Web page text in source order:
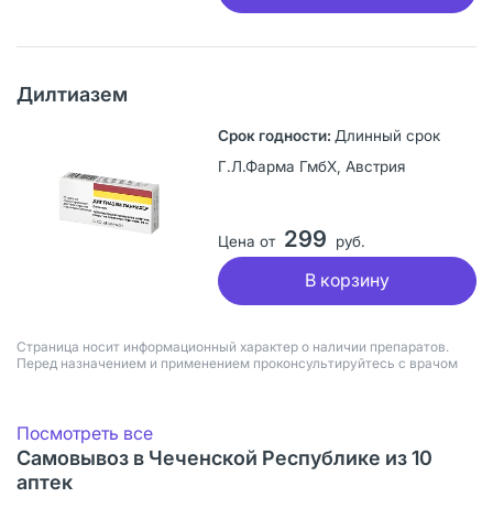
Дилтиазем
Длинный срок
Г.Л.Фарма ГмбХ, Австрия
Цена от 299 руб.
В корзину
Страница носит информационный характер о наличии препаратов.
Перед назначением и применением проконсультируйтесь с врачом
Посмотреть все
Самовывоз в Чеченской Республике из 10
аптек